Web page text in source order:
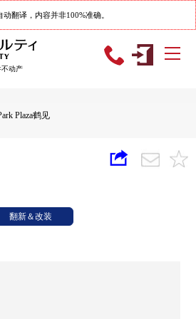
动翻译，内容并非100%准确。
不动产
Plaza鹤见
翻新＆改装